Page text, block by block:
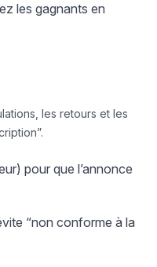
les gagnants en
les retours et les
pour que l’annonce
“non conforme à la